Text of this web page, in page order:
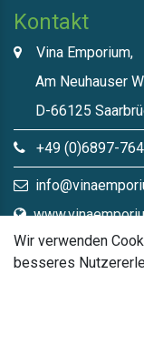
Kontakt
Vina Emporium,
Am Neuhauser
D-66125
+49 (0)6897-
Direktlinks​
Wir verwenden
besseres